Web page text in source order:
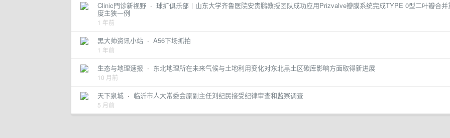
Clinic門诊新视野 · 球扩俱乐部丨山东大学齐鲁医院安贵鹏教授团队成功应用Prizvalve瓣膜系统完成TYPE 0型二叶瓣合并
度主狭一例
1 年前
黑大帅资讯小站 · A56下场抓拍
1 年前
生态与地理速报 · 东北地理所在未来气候与土地利用变化对东北黑土区碳库影响方面取得新进展
10 月前
天下泉城 · 临沂市人大常委会原副主任刘纪民接受纪律审查和监察调查
5 月前